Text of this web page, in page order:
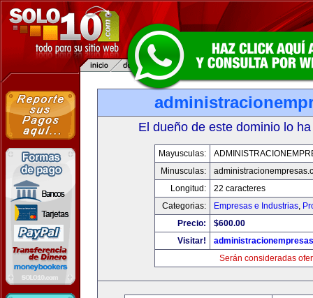
El dueño de este dominio lo
Mayusculas:
Minusculas:
Longitud:
22 caracteres
Categorias:
Empresas e Industrias,
Precio:
$600.00
Visitar!
Serán consideradas